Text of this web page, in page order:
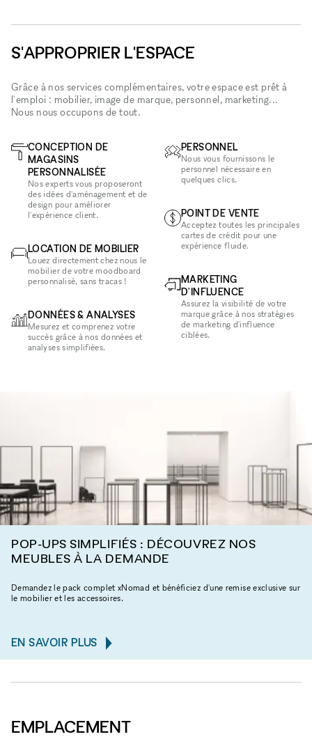
S'APPROPRIER L'ESPACE
Grâce à nos services complémentaires, votre espace est prêt à
l'emploi : mobilier, image de marque, personnel, marketing...
Nous nous occupons de tout.
CONCEPTION DE
MAGASINS
PERSONNALISÉE
Nos experts vous proposeront
des idées d'aménagement et de
design pour améliorer
l'expérience client.
LOCATION DE MOBILIER
Louez directement chez nous le
mobilier de votre moodboard
personnalisé, sans tracas !
DONNÉES & ANALYSES
Mesurez et comprenez votre
succès grâce à nos données et
analyses simplifiées.
PERSONNEL
Nous vous fournissons le
personnel nécessaire en
quelques clics.
POINT DE VENTE
Acceptez toutes les principales
cartes de crédit pour une
expérience fluide.
MARKETING
D'INFLUENCE
Assurez la visibilité de votre
marque grâce à nos stratégies
de marketing d'influence
ciblées.
POP-UPS SIMPLIFIÉS : DÉCOUVREZ NOS
MEUBLES À LA DEMANDE
Demandez le pack complet xNomad et bénéficiez d'une remise exclusive sur
le mobilier et les accessoires.
EN SAVOIR PLUS
EMPLACEMENT